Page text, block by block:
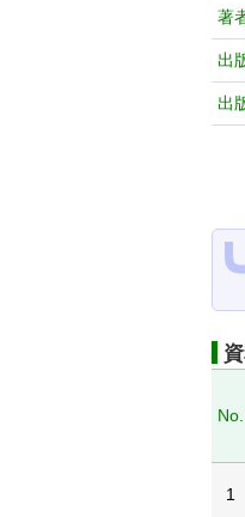
著
出
出
No.
1